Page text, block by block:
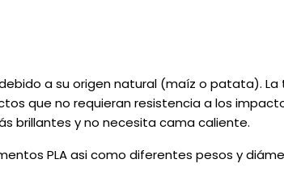
a su origen natural (maíz o patata).
que no requieran resistencia a los
brillantes y no necesita cama caliente.
PLA asi como diferentes pesos y